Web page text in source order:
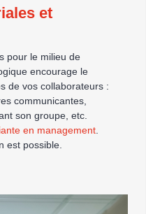
et
pour le milieu de
encourage le
de vos collaborateurs :
communicantes,
son groupe, etc.
en management
est possible.